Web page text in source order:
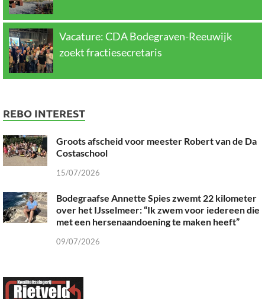
Vacature: CDA Bodegraven-Reeuwijk
zoekt fractiesecretaris
REBO INTEREST
Groots afscheid voor meester Robert van de Da
Costaschool
15/07/2026
Bodegraafse Annette Spies zwemt 22 kilometer
over het IJsselmeer: “Ik zwem voor iedereen die
met een hersenaandoening te maken heeft”
09/07/2026